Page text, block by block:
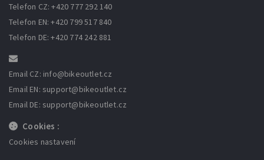
Telefon CZ: +420 777 292 140
Telefon EN: +420 799 517 840
Telefon DE: +420 774 242 881
Email CZ: info@bikeoutlet.cz
Email EN: support@bikeoutlet.cz
Email DE: support@bikeoutlet.cz
Cookies :
Cookies nastavení